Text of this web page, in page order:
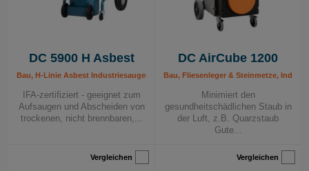
DC 5900 H Asbest
Bau, H-Linie Asbest Industriesauger, Industrie, Industriesauger 400 V, Mobile
IFA-zertifiziert - geeignet zum
Aufsaugen und Abscheiden von
trockenen, nicht brennbaren,...
DC AirCube 1200
Bau, Fliesenleger & Steinmetze,
Minimiert den
gesundheitschädlichen Staub in
der Luft, z.B. Quarzstaub
Gute...
Vergleichen Vergleichen